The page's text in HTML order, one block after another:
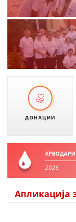
ПРОЕКТИ –
ДОНАЦИИ
2026
Апликација